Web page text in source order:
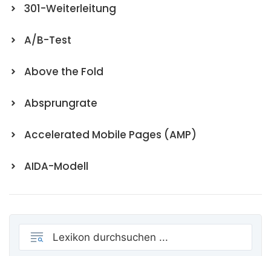
301-Weiterleitung
A/B-Test
Above the Fold
Absprungrate
Accelerated Mobile Pages (AMP)
AIDA-Modell